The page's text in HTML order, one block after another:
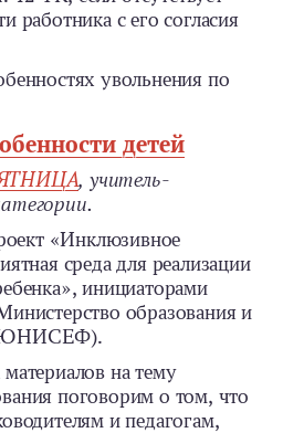
работника с его согласия
увольнения по
детей
, учитель-
«Инклюзивное
среда для реализации
инициаторами
образования и
на тему
поговорим о том, что
и педагогам,